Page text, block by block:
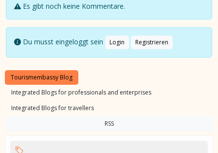
Es gibt noch keine Kommentare.
Du musst eingeloggt sein Login Registrieren
Tourismembassy Blog
Integrated Blogs for professionals and enterprises
Integrated Blogs for travellers
RSS